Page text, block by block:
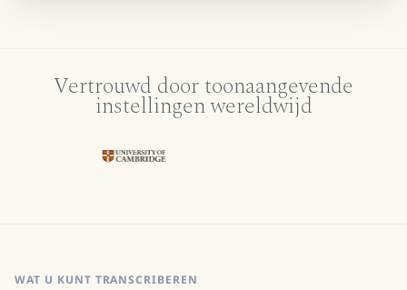
Vertrouwd door toonaangevende
instellingen wereldwijd
WAT U KUNT TRANSCRIBEREN